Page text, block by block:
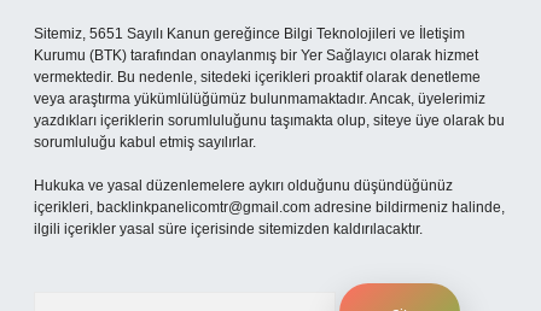
Sitemiz, 5651 Sayılı Kanun gereğince Bilgi Teknolojileri ve İletişim
Kurumu (BTK) tarafından onaylanmış bir Yer Sağlayıcı olarak hizmet
vermektedir. Bu nedenle, sitedeki içerikleri proaktif olarak denetleme
veya araştırma yükümlülüğümüz bulunmamaktadır. Ancak, üyelerimiz
yazdıkları içeriklerin sorumluluğunu taşımakta olup, siteye üye olarak bu
sorumluluğu kabul etmiş sayılırlar.
Hukuka ve yasal düzenlemelere aykırı olduğunu düşündüğünüz
içerikleri, backlinkpanelicomtr@gmail.com adresine bildirmeniz halinde,
ilgili içerikler yasal süre içerisinde sitemizden kaldırılacaktır.